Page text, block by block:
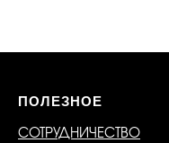
ПОЛЕЗНОЕ
СОТРУДНИЧЕСТВО